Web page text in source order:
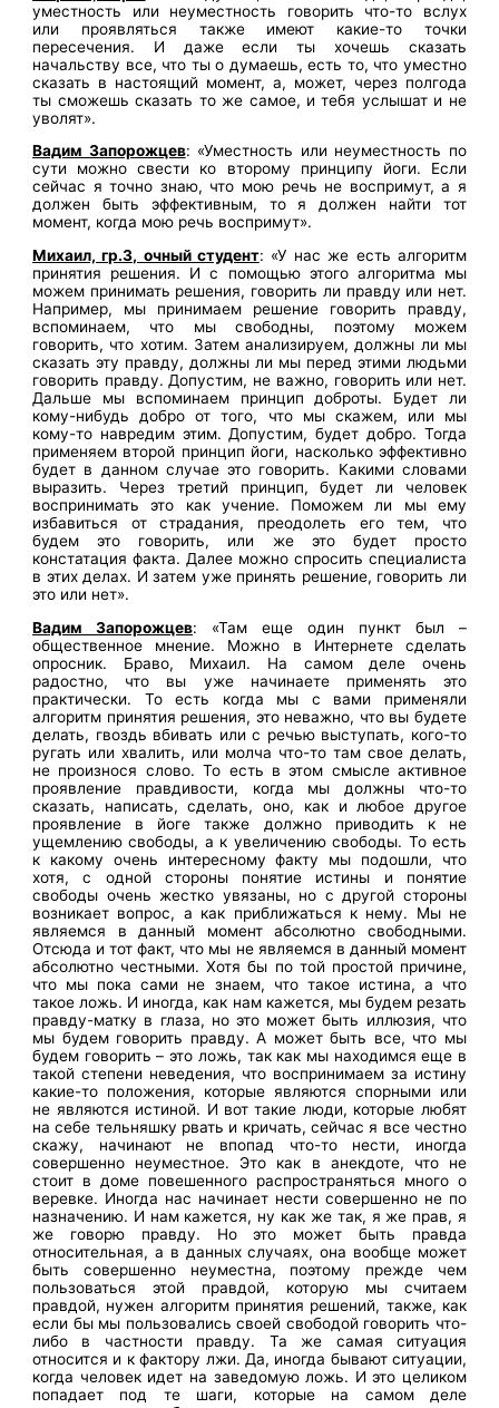
уместность или неуместность говорить что-то вслух
или проявляться также имеют какие-то точки
пересечения. И даже если ты хочешь сказать
начальству все, что ты о думаешь, есть то, что уместно
сказать в настоящий момент, а, может, через полгода
ты сможешь сказать то же самое, и тебя услышат и не
уволят».
Вадим Запорожцев: «Уместность или неуместность по
сути можно свести ко второму принципу йоги. Если
сейчас я точно знаю, что мою речь не воспримут, а я
должен быть эффективным, то я должен найти тот
момент, когда мою речь воспримут».
Михаил, гр.3, очный студент: «У нас же есть алгоритм
принятия решения. И с помощью этого алгоритма мы
можем принимать решения, говорить ли правду или нет.
Например, мы принимаем решение говорить правду,
вспоминаем, что мы свободны, поэтому можем
говорить, что хотим. Затем анализируем, должны ли мы
сказать эту правду, должны ли мы перед этими людьми
говорить правду. Допустим, не важно, говорить или нет.
Дальше мы вспоминаем принцип доброты. Будет ли
кому-нибудь добро от того, что мы скажем, или мы
кому-то навредим этим. Допустим, будет добро. Тогда
применяем второй принцип йоги, насколько эффективно
будет в данном случае это говорить. Какими словами
выразить. Через третий принцип, будет ли человек
воспринимать это как учение. Поможем ли мы ему
избавиться от страдания, преодолеть его тем, что
будем это говорить, или же это будет просто
констатация факта. Далее можно спросить специалиста
в этих делах. И затем уже принять решение, говорить ли
это или нет».
Вадим Запорожцев: «Там еще один пункт был –
общественное мнение. Можно в Интернете сделать
опросник. Браво, Михаил. На самом деле очень
радостно, что вы уже начинаете применять это
практически. То есть когда мы с вами применяли
алгоритм принятия решения, это неважно, что вы будете
делать, гвоздь вбивать или с речью выступать, кого-то
ругать или хвалить, или молча что-то там свое делать,
не произнося слово. То есть в этом смысле активное
проявление правдивости, когда мы должны что-то
сказать, написать, сделать, оно, как и любое другое
проявление в йоге также должно приводить к не
ущемлению свободы, а к увеличению свободы. То есть
к какому очень интересному факту мы подошли, что
хотя, с одной стороны понятие истины и понятие
свободы очень жестко увязаны, но с другой стороны
возникает вопрос, а как приближаться к нему. Мы не
являемся в данный момент абсолютно свободными.
Отсюда и тот факт, что мы не являемся в данный момент
абсолютно честными. Хотя бы по той простой причине,
что мы пока сами не знаем, что такое истина, а что
такое ложь. И иногда, как нам кажется, мы будем резать
правду-матку в глаза, но это может быть иллюзия, что
мы будем говорить правду. А может быть все, что мы
будем говорить – это ложь, так как мы находимся еще в
такой степени неведения, что воспринимаем за истину
какие-то положения, которые являются спорными или
не являются истиной. И вот такие люди, которые любят
на себе тельняшку рвать и кричать, сейчас я все честно
скажу, начинают не впопад что-то нести, иногда
совершенно неуместное. Это как в анекдоте, что не
стоит в доме повешенного распространяться много о
веревке. Иногда нас начинает нести совершенно не по
назначению. И нам кажется, ну как же так, я же прав, я
же говорю правду. Но это может быть правда
относительная, а в данных случаях, она вообще может
быть совершенно неуместна, поэтому прежде чем
пользоваться этой правдой, которую мы считаем
правдой, нужен алгоритм принятия решений, также, как
если бы мы пользовались своей свободой говорить что-
либо в частности правду. Та же самая ситуация
относится и к фактору лжи. Да, иногда бывают ситуации,
когда человек идет на заведомую ложь. И это целиком
попадает под те шаги, которые на самом деле